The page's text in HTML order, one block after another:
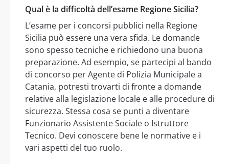
Qual è la difficoltà dell’esame Regione Sicilia?
L’esame per i concorsi pubblici nella Regione
Sicilia può essere una vera sfida. Le domande
sono spesso tecniche e richiedono una buona
preparazione. Ad esempio, se partecipi al bando
di concorso per Agente di Polizia Municipale a
Catania, potresti trovarti di fronte a domande
relative alla legislazione locale e alle procedure di
sicurezza. Stessa cosa se punti a diventare
Funzionario Assistente Sociale o Istruttore
Tecnico. Devi conoscere bene le normative e i
vari aspetti del tuo ruolo.